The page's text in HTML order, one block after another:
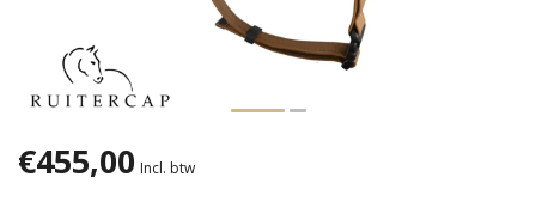
€455,00 Incl. btw